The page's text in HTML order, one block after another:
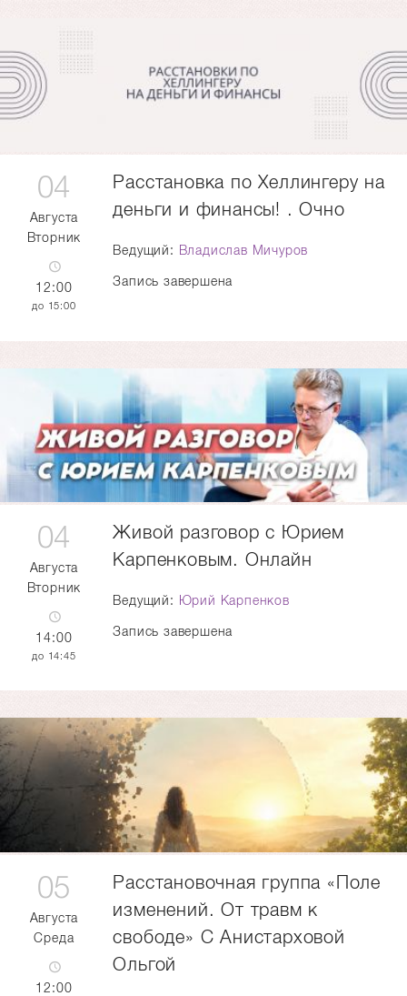
04
Августа
Вторник
12:00
15:00
Расстановка по Хеллингеру на
деньги и финансы! . Очно
Ведущий: Владислав Мичуров
Запись завершена
04
Августа
Вторник
14:00
14:45
Живой разговор с Юрием
Карпенковым. Онлайн
Ведущий: Юрий Карпенков
Запись завершена
05
Августа
Среда
12:00
Расстановочная группа «Поле
изменений. От травм к
свободе» С Анистарховой
Ольгой